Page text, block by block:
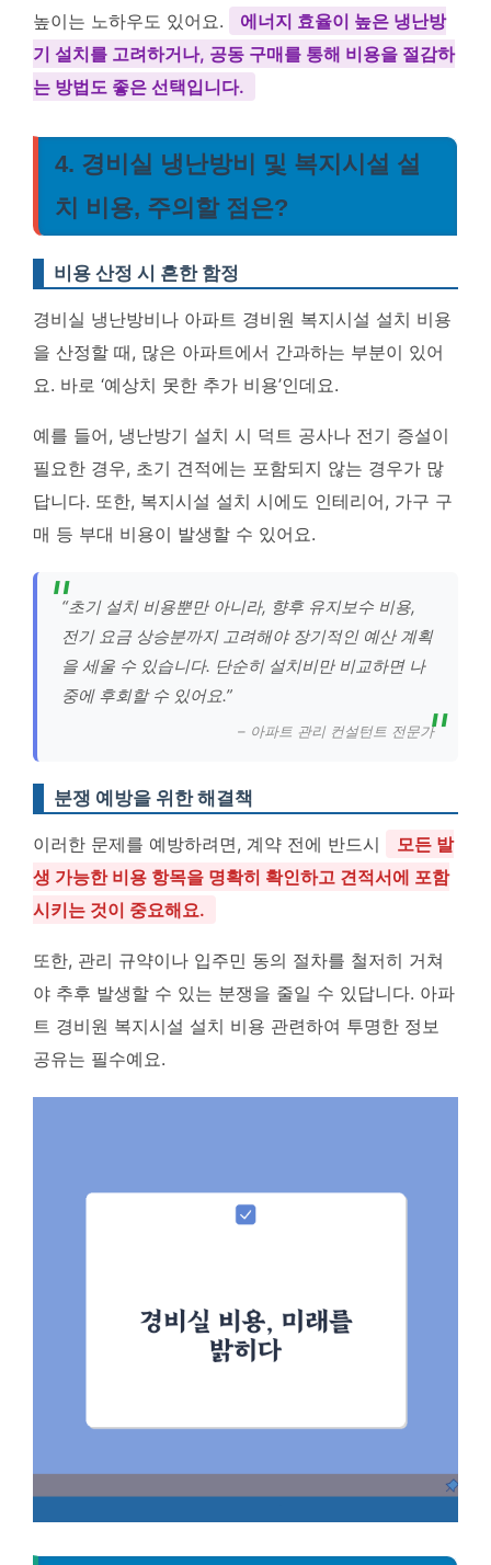
높이는 노하우도 있어요.
에너지 효율이 높은 냉난방
기 설치를 고려하거나, 공동 구매를 통해 비용을 절감하
는 방법도 좋은 선택입니다.
4. 경비실 냉난방비 및 복지시설 설
치 비용, 주의할 점은?
비용 산정 시 흔한 함정
경비실 냉난방비나 아파트 경비원 복지시설 설치 비용
을 산정할 때, 많은 아파트에서 간과하는 부분이 있어
요. 바로 ‘예상치 못한 추가 비용’인데요.
예를 들어, 냉난방기 설치 시 덕트 공사나 전기 증설이
필요한 경우, 초기 견적에는 포함되지 않는 경우가 많
답니다. 또한, 복지시설 설치 시에도 인테리어, 가구 구
매 등 부대 비용이 발생할 수 있어요.
“초기 설치 비용뿐만 아니라, 향후 유지보수 비용,
전기 요금 상승분까지 고려해야 장기적인 예산 계획
을 세울 수 있습니다. 단순히 설치비만 비교하면 나
중에 후회할 수 있어요.”
– 아파트 관리 컨설턴트 전문가
분쟁 예방을 위한 해결책
이러한 문제를 예방하려면, 계약 전에 반드시
모든 발
생 가능한 비용 항목을 명확히 확인하고 견적서에 포함
시키는 것이 중요해요.
또한, 관리 규약이나 입주민 동의 절차를 철저히 거쳐
야 추후 발생할 수 있는 분쟁을 줄일 수 있답니다. 아파
트 경비원 복지시설 설치 비용 관련하여 투명한 정보
공유는 필수예요.